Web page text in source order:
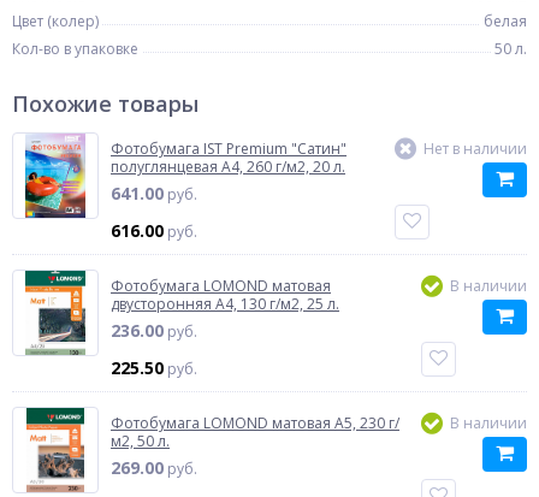
Цвет (колер)
белая
Кол-во в упаковке
50 л.
Похожие товары
Фотобумага IST Premium "Сатин"
полуглянцевая A4, 260 г/м2, 20 л.
641.00 руб.
616.00 руб.
Нет в наличии
Фотобумага LOMOND матовая
двусторонняя A4, 130 г/м2, 25 л.
236.00 руб.
225.50 руб.
В наличии
Фотобумага LOMOND матовая A5, 230 г/
м2, 50 л.
269.00 руб.
В наличии